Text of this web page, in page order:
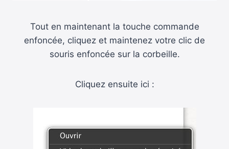
Tout en maintenant la touche commande
enfoncée, cliquez et maintenez votre clic de
souris enfoncée sur la corbeille.
Cliquez ensuite ici :